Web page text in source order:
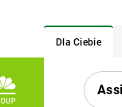
Dla Ciebie